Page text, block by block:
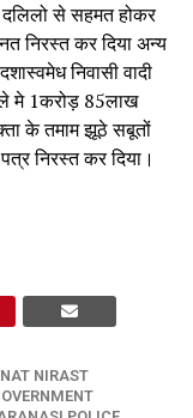
दलिलो से सहमत होकर
निरस्त कर दिया अन्य
निवासी वादी
मे 1करोड़ 85लाख
के तमाम झूठे सबूतों
निरस्त कर दिया।
NIRAST